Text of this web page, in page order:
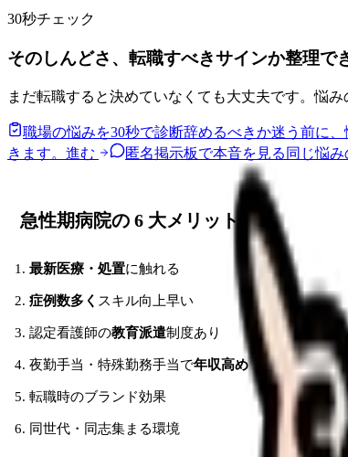
30秒チェック
そのしんどさ、転職すべきサインか整理で
まだ転職すると決めていなくても大丈夫です。悩
職場の悩みを30秒で診断辞めるべきか迷う前に、
きます。 進む 匿名掲示板で本音を見る 同じ悩
急性期病院の 6 大メリット
最新医療・処置に触れる
症例数多く スキル向上早い
認定看護師の教育派遣制度あり
夜勤手当・特殊勤務手当で年収高め
転職時のブランド効果
同世代・同志集まる環境